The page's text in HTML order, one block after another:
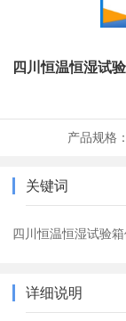
四川恒温恒湿试
产品规格：
关键词
四川恒温恒湿试验
详细说明